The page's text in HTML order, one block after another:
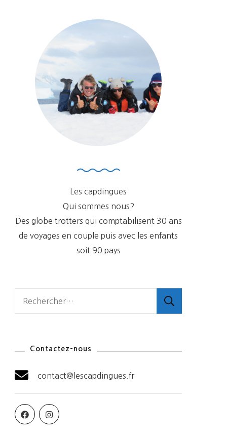
Les capdingues
Qui sommes nous?
Des globe trotters qui comptabilisent 30 ans
de voyages en couple puis avec les enfants
soit 90 pays
Contactez-nous
contact@lescapdingues.fr